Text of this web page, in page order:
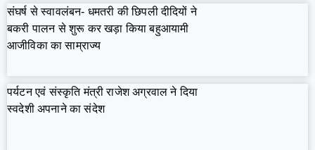
संघर्ष से स्वावलंबन- धमतरी की छिपली दीदियों ने
बकरी पालन से शुरू कर खड़ा किया बहुआयामी
आजीविका का साम्राज्य
पर्यटन एवं संस्कृति मंत्री राजेश अग्रवाल ने दिया
स्वदेशी अपनाने का संदेश